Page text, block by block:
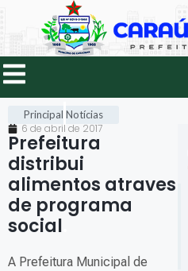
Principal Notícias
6 de abril de 2017
Prefeitura
distribui
alimentos atraves
de programa
social
A Prefeitura Municipal de